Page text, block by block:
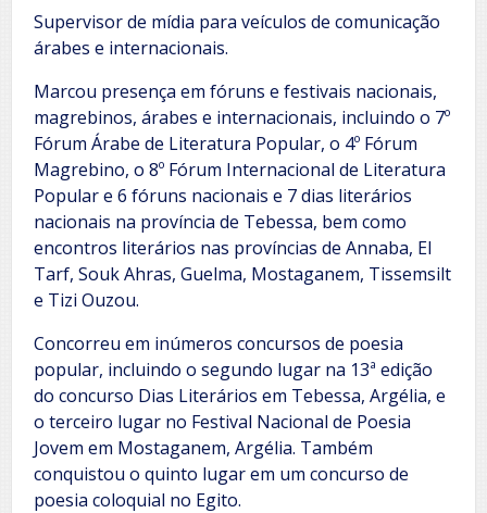
Supervisor de mídia para veículos de comunicação
árabes e internacionais.
Marcou presença em fóruns e festivais nacionais,
magrebinos, árabes e internacionais, incluindo o 7º
Fórum Árabe de Literatura Popular, o 4º Fórum
Magrebino, o 8º Fórum Internacional de Literatura
Popular e 6 fóruns nacionais e 7 dias literários
nacionais na província de Tebessa, bem como
encontros literários nas províncias de Annaba, El
Tarf, Souk Ahras, Guelma, Mostaganem, Tissemsilt
e Tizi Ouzou.
Concorreu em inúmeros concursos de poesia
popular, incluindo o segundo lugar na 13ª edição
do concurso Dias Literários em Tebessa, Argélia, e
o terceiro lugar no Festival Nacional de Poesia
Jovem em Mostaganem, Argélia. Também
conquistou o quinto lugar em um concurso de
poesia coloquial no Egito.